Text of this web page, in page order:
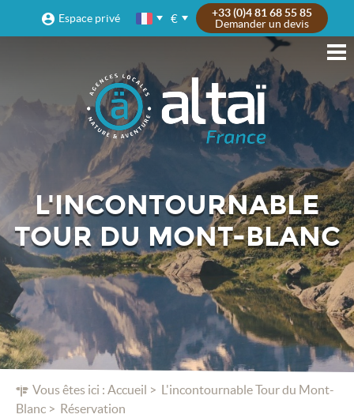
Espace privé €
+33 (0)4 81 68 55 85
Demander un devis
Vous êtes ici : Accueil
L'incontournable Tour du Mont-
Blanc
Réservation
L'INCONTOURNABLE
TOUR DU MONT-BLANC